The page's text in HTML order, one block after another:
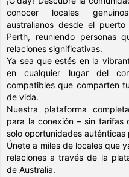
conocer locales
australianos desde el
Perth, reuniendo personas
relaciones significativas.
Ya sea que estés en la
en cualquier lugar del
compatibles que comparten
de vida.
Nuestra plataforma
para la conexión – sin tarifas
solo oportunidades
Únete a miles de locales que
relaciones a través de la
de Australia.